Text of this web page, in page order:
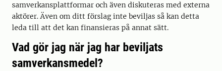
samverkansplattformar och även diskuteras med externa
aktörer. Även om ditt förslag inte beviljas så kan detta
leda till att det kan finansieras på annat sätt.
Vad gör jag när jag har beviljats
samverkansmedel?